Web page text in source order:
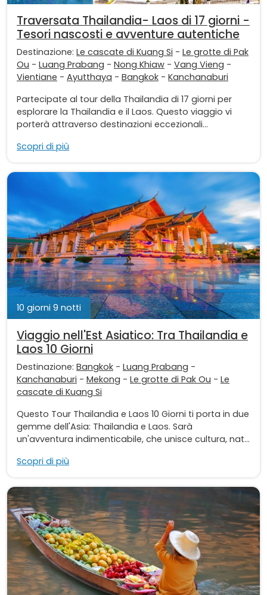
Traversata Thailandia- Laos di 17 giorni -
Tesori nascosti e avventure autentiche
Destinazione: Le cascate di Kuang Si - Le grotte di Pak
Ou - Luang Prabang - Nong Khiaw - Vang Vieng -
Vientiane - Ayutthaya - Bangkok - Kanchanaburi
Partecipate al tour della Thailandia di 17 giorni per
esplorare la Thailandia e il Laos. Questo viaggio vi
porterà attraverso destinazioni eccezionali...
Scopri di più
10 giorni 9 notti
Viaggio nell'Est Asiatico: Tra Thailandia e
Laos 10 Giorni
Destinazione: Bangkok - Luang Prabang -
Kanchanaburi - Mekong - Le grotte di Pak Ou - Le
cascate di Kuang Si
Questo Tour Thailandia e Laos 10 Giorni ti porta in due
gemme dell'Asia: Thailandia e Laos. Sarà
un'avventura indimenticabile, che unisce cultura, nat...
Scopri di più